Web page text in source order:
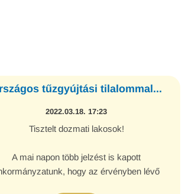
tűzgyújtási tilalommal...
2022.03.18. 17:23
Tisztelt dozmati lakosok!
A mai napon több jelzést is kapott
hogy az érvényben lévő